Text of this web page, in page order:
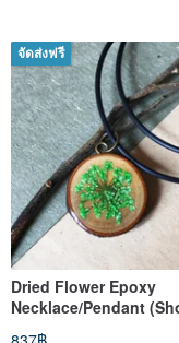
จัดส่งฟรี
Dried Flower Epoxy
Necklace/Pendant
Style)